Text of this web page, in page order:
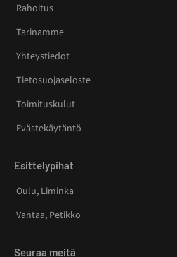
Rahoitus
Tarinamme
Yhteystiedot
Tietosuojaseloste
Toimituskulut
Evästekäytäntö
Esittelypihat
Oulu, Liminka
Vantaa, Petikko
Seuraa meitä